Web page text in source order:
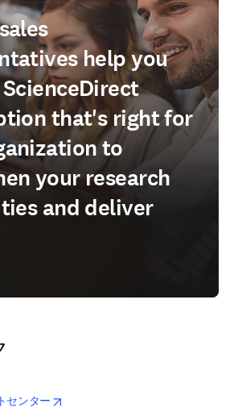
help you
that's right for
to
your research
and deliver
いタブ／ウィンドウで開く
センター 新しいタブ／ウィンドウで開く